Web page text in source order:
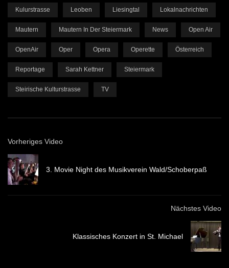
Kulurstrasse Leoben Liesingtal Lokalnachrichten
Mautern Mautern In Der Steiermark News Open Air
OpenAir Oper Opera Operette Österreich
Reportage Sarah Kettner Steiermark
Steirische Kulturstrasse TV
Vorheriges Video
3. Movie Night des Musikverein Wald/Schoberpaß
Nächstes Video
Klassisches Konzert in St. Michael